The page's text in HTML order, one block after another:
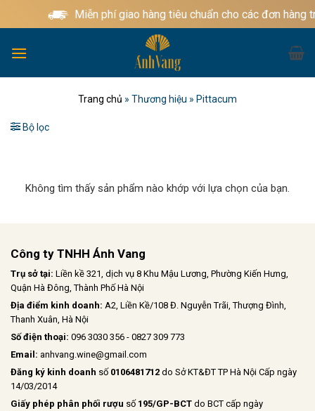
qua
dung
Miễn phí giao hàng tiêu chuẩn cho các đơn hàng
Trang chủ » Thương hiệu » Pittacum
Bộ lọc
Không tìm thấy sản phẩm nào khớp với lựa chọn của bạn.
Công ty TNHH Ánh Vang
Trụ sở tại: Liền kề 321, dịch vụ 8 Khu Mậu Lương, Phường Kiến Hưng,
Quận Hà Đông, Thành Phố Hà Nội
Địa điểm kinh doanh: A2, Liền Kề/108 Đ. Nguyễn Trãi, Thượng Đình,
Thanh Xuân, Hà Nội
Số điện thoại: 096 3030 356 - 0827 309 773
Email: anhvang.wine@gmail.com
Đăng ký kinh doanh số 0106481712 do Sở KT&ĐT TP Hà Nội Cấp ngày
14/03/2014
Giấy phép phân phối rượu số 195/GP-BCT do BCT cấp ngày